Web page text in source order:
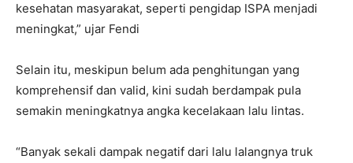
kesehatan masyarakat, seperti pengidap ISPA menjadi
meningkat,” ujar Fendi
Selain itu, meskipun belum ada penghitungan yang
komprehensif dan valid, kini sudah berdampak pula
semakin meningkatnya angka kecelakaan lalu lintas.
“Banyak sekali dampak negatif dari lalu lalangnya truk